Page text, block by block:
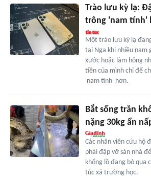
Trào lưu kỳ lạ:
trông 'nam tính'
Một trào lưu kỳ lạ
tại Nga khi nhiều nam
xước hoặc làm hỏng
tiền của mình chỉ để
'nam tính' hơn.
Bắt sống trăn
nặng 30kg ẩn
Các nhân viên cứu hộ
phải đập vỡ sàn nhà
khổng lồ đang bò qua
túc xá trường học.